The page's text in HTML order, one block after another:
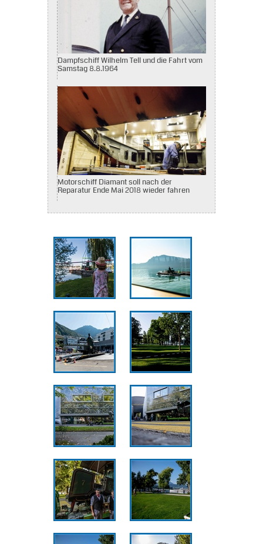
Dampfschiff Wilhelm Tell und die Fahrt vom
Samstag 8.8.1964
Motorschiff Diamant soll nach der
Reparatur Ende Mai 2018 wieder fahren